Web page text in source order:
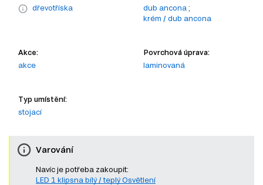
dřevotříska dub ancona ;
krém / dub ancona
Akce:
akce
Povrchová úprava:
laminovaná
Typ umístění:
stojací
Varování
Navíc je potřeba zakoupit:
LED 1 klipsna bílý / teplý Osvětlení